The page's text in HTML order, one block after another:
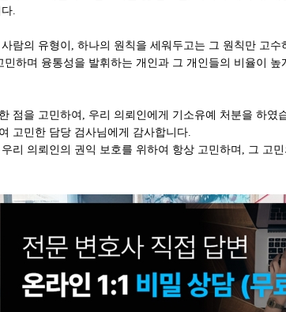
.
람의 유형이, 하나의 원칙을 세워두고는 그 원칙만 고수
하며 융통성을 발휘하는 개인과 그 개인들의 비율이
점을 고민하여, 우리 의뢰인에게 기소유예 처분을 하
고민한 담당 검사님에게 감사합니다.
리 의뢰인의 권익 보호를 위하여 항상 고민하며, 그 고